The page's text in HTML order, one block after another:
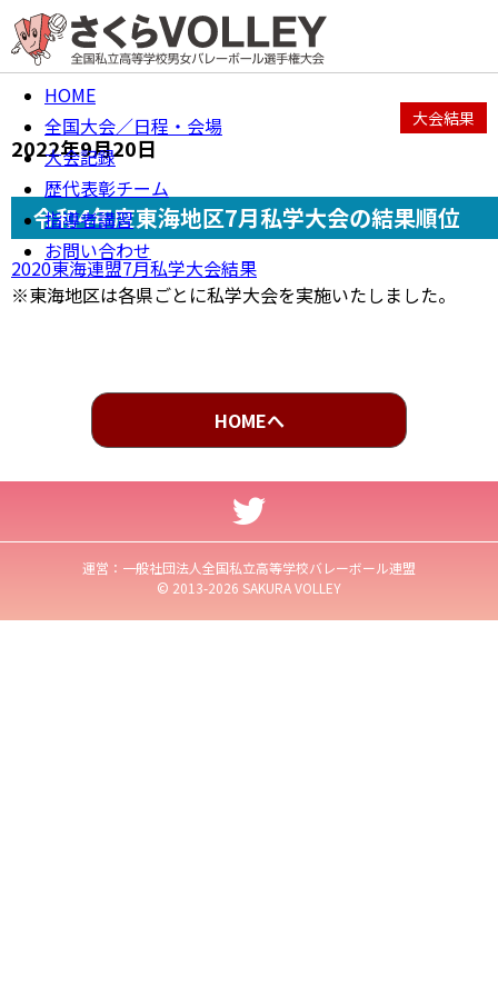
HOME
全国大会／日程・会場
大会記録
歴代表彰チーム
指導者講習
お問い合わせ
大会結果
2022年9月20日
令和4年度東海地区7月私学大会の結果順位
2020東海連盟7月私学大会結果
※東海地区は各県ごとに私学大会を実施いたしました。
HOMEへ
運営：一般社団法人全国私立高等学校バレーボール連盟
© 2013-2026 SAKURA VOLLEY